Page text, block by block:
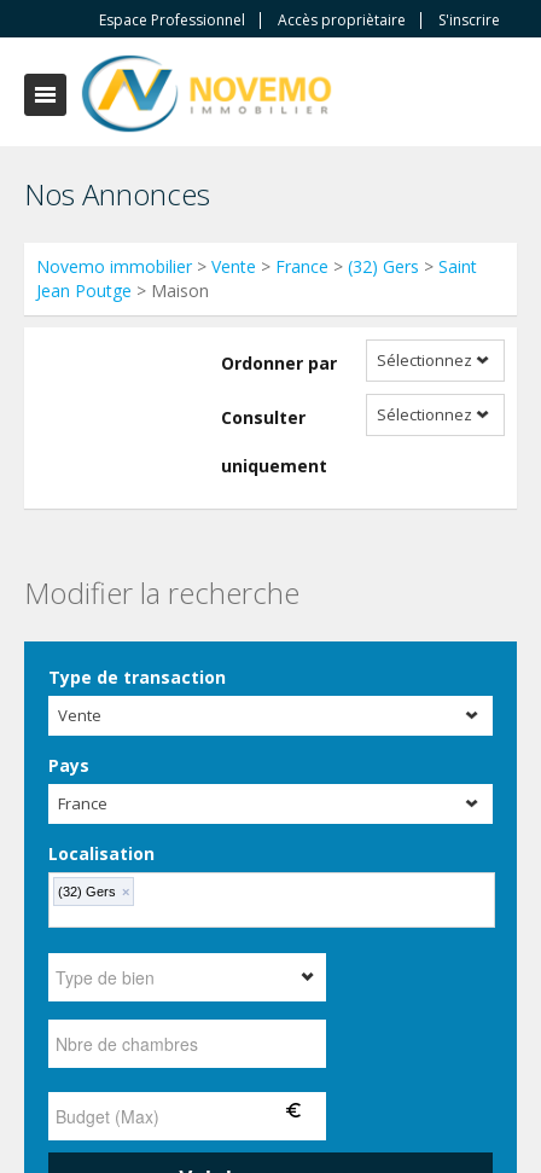
Espace Professionnel Accès propriètaire S'inscrire
Nos Annonces
Novemo immobilier> Vente > France > (32) Gers > Saint
Jean Poutge > Maison
Ordonner par Sélectionnez
Consulter
uniquement
Sélectionnez
Modifier la recherche
Type de transaction
Vente
Pays
France
Localisation
(32) Gers ×